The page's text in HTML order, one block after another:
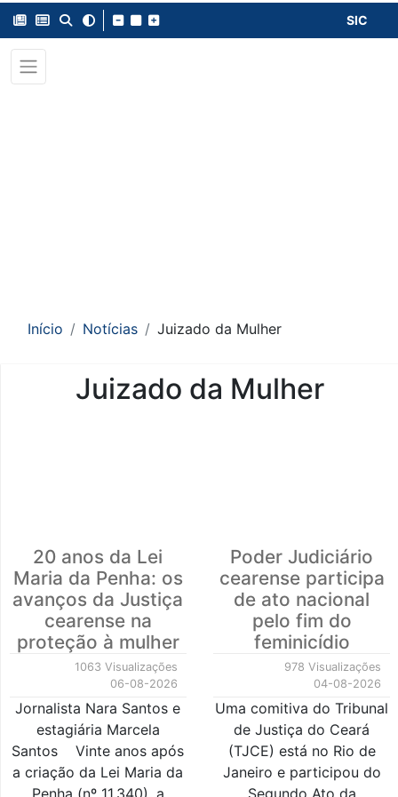
SIC
Início Notícias Juizado da Mulher
Juizado da Mulher
20 anos da Lei
Maria da Penha: os
avanços da Justiça
cearense na
proteção à mulher
1063 Visualizações
06-08-2026
Jornalista Nara Santos e
estagiária Marcela
Santos Vinte anos após
a criação da Lei Maria da
Poder Judiciário
cearense participa
de ato nacional
pelo fim do
feminicídio
978 Visualizações
04-08-2026
Uma comitiva do Tribunal
de Justiça do Ceará
(TJCE) está no Rio de
Janeiro e participou do